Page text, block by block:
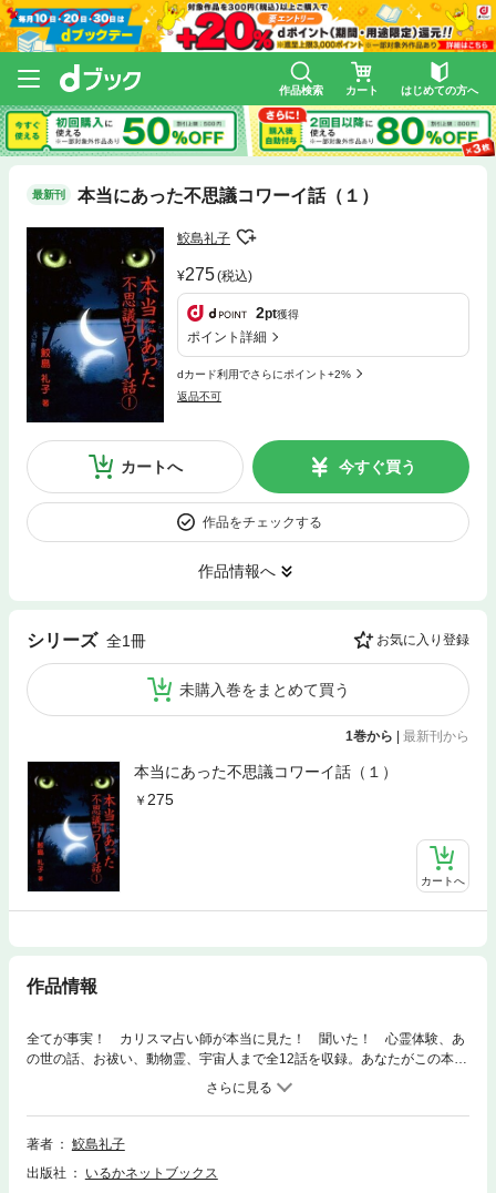
作品検索 カート はじめての方へ
最新刊 本当にあった不思議コワーイ話（１）
鮫島礼子
275(税込)
2pt獲得
ポイント詳細
dカード利用でさらにポイント+2%
返品不可
カートへ 今すぐ買う
作品をチェックする
作品情報へ
シリーズ 全1冊 お気に入り登録
未購入巻をまとめて買う
1巻から | 最新刊から
本当にあった不思議コワーイ話（１）
275
カートへ
作品情報
全てが事実！ カリスマ占い師が本当に見た！ 聞いた！ 心霊体験、あ
の世の話、お祓い、動物霊、宇宙人まで全12話を収録。あなたがこの本を
買うこと自体が、奇妙と言えば奇妙なのです。何故なら昨日のこの時間、
あなたは今日この本を読んでいることなど考えもしなかったはずだからで
す。本を読み始めた瞬間、あなたは確実に「違う世界」とつながってゆく
でしょう…。★「ホラー短編集」シリーズ（１）
著者
鮫島礼子
出版社
いるかネットブックス